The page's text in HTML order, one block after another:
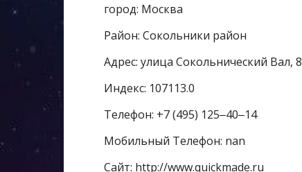
город: Москва
Район: Сокольники район
Адрес: улица Сокольнический Вал, 8
Индекс: 107113.0
Телефон: +7 (495) 125‒40‒14
Мобильный Телефон: nan
Сайт: http://www.quickmade.ru